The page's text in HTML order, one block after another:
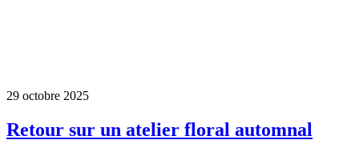
29 octobre 2025
Retour sur un atelier floral automnal